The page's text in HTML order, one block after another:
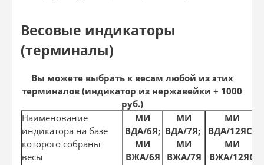
Весовые индикаторы
(терминалы)
Вы можете выбрать к весам любой из этих
терминалов (индикатор из нержавейки + 1000
руб.)
Наименование
индикатора на базе
которого собраны
весы
МИ
ВДА/6Я;
МИ
ВЖА/6Я
МИ
ВДА/7Я;
МИ
ВЖА/7Я
МИ
ВДА/12ЯС;
МИ
ВЖА/12ЯС